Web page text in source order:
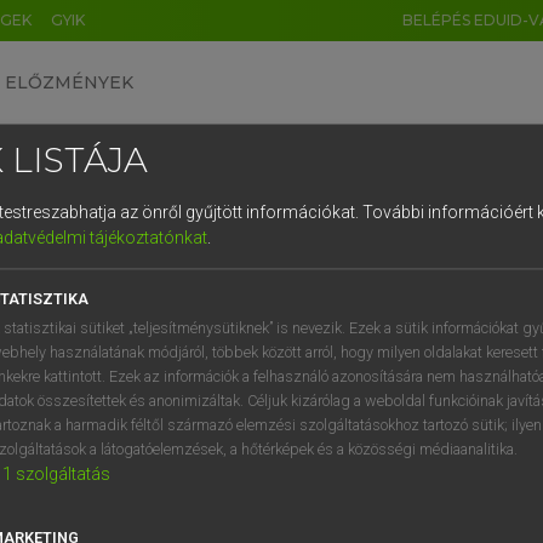
GYIK BELÉPÉS EDUID-
ELŐZMÉNYEK
uniós terminológiai szótár
VAN ELŐFIZETÉSED?
előfizetésem a teljes szócikk
NINCS ELŐFIZETÉSED?
LISTÁJA
az önről gyűjtött információkat. További információért
tájékoztatónkat.
statisztikai sütiket „teljesítménysütiknek” is nevezik. Ezek a sütik információkat
használatának módjáról, többek között arról, hogy milyen oldalakat keresett
kattintott. Ezek az információk a felhasználó azonosítására nem
összesítettek és anonimizáltak. Céljuk kizárólag a weboldal funkcióinak
a harmadik féltől származó elemzési szolgáltatásokhoz tartozó sütik;
a látogatóelemzések, a hőtérképek és a közösségi médiaanalitika.
1 szolgáltatás
DE CN FR ES IT NL
1 2 3 4 5 6 7 8 9
q w e r t z u i
a s d f g h j k l é
í y x c v b n m , .